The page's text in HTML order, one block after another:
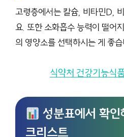
고령층에서는 칼슘, 비타민D,
요. 또한 소화흡수 능력이 떨어
의 영양소를 선택하시는 게 좋습
식약처 건강기능식
성분표에서 확인
크리스트